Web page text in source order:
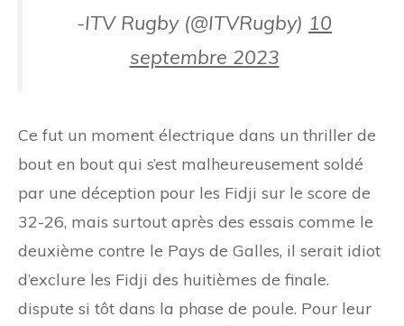
-ITV Rugby (@ITVRugby) 10
septembre 2023
Ce fut un moment électrique dans un thriller de
bout en bout qui s’est malheureusement soldé
par une déception pour les Fidji sur le score de
32-26, mais surtout après des essais comme le
deuxième contre le Pays de Galles, il serait idiot
d’exclure les Fidji des huitièmes de finale.
dispute si tôt dans la phase de poule. Pour leur